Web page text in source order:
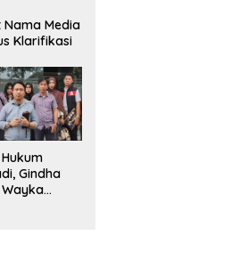
Nama Media
Klarifikasi
Gindha